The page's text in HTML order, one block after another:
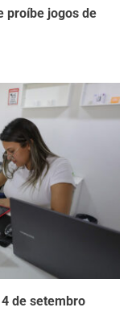
proíbe jogos de
de setembro